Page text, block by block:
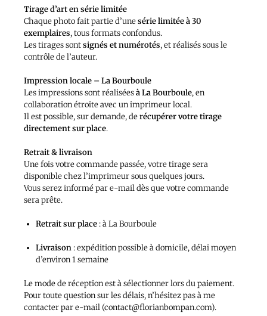
Tirage d’art en série limitée
Chaque photo fait partie d’unesérie limitée à 30
exemplaires, tous formats confondus.
Les tirages sontsignés et numérotés, et réalisés sous le
contrôle de l’auteur.
Impression locale – La Bourboule
Les impressions sont réaliséesà La Bourboule, en
collaboration étroite avec un imprimeur local.
Il est possible, sur demande, derécupérer votre tirage
directement sur place.
Retrait & livraison
Une fois votre commande passée, votre tirage sera
disponible chez l’imprimeur sous quelques jours.
Vous serez informé par e-mail dès que votre commande
sera prête.
Retrait sur place: à La Bourboule
Livraison: expédition possible à domicile, délai moyen
d’environ 1 semaine
Le mode de réception est à sélectionner lors du paiement.
Pour toute question sur les délais, n’hésitez pas à me
contacter par e-mail (contact@florianbompan.com).